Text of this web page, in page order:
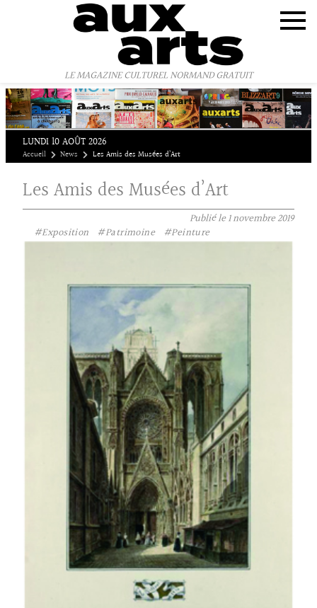
LE MAGAZINE CULTUREL NORMAND GRATUIT
LUNDI 10 AOÛT 2026
Accueil News Les Amis des Musées d’Art
Les Amis des Musées d’Art
Publié le1 novembre 2019
#Exposition
#Patrimoine #Peinture
Panneau de gestion des cookies